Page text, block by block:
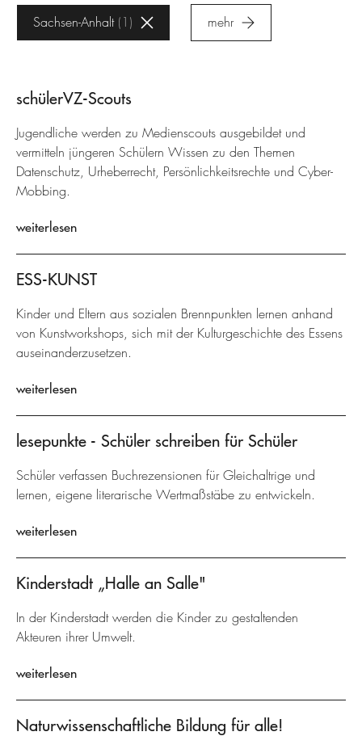
Sachsen-Anhalt 1 mehr
schülerVZ-Scouts
Jugendliche werden zu Medienscouts ausgebildet und
vermitteln jüngeren Schülern Wissen zu den Themen
Datenschutz, Urheberrecht, Persönlichkeitsrechte und Cyber-
Mobbing.
weiterlesen
ESS-KUNST
Kinder und Eltern aus sozialen Brennpunkten lernen anhand
von Kunstworkshops, sich mit der Kulturgeschichte des Essens
auseinanderzusetzen.
weiterlesen
lesepunkte - Schüler schreiben für Schüler
Schüler verfassen Buchrezensionen für Gleichaltrige und
lernen, eigene literarische Wertmaßstäbe zu entwickeln.
weiterlesen
Kinderstadt „Halle an Salle"
In der Kinderstadt werden die Kinder zu gestaltenden
Akteuren ihrer Umwelt.
weiterlesen
Naturwissenschaftliche Bildung für alle!